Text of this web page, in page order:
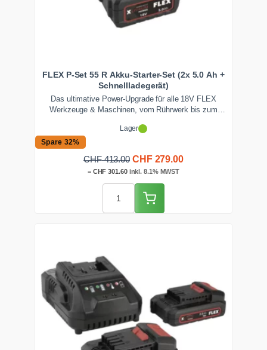
FLEX P-Set 55 R Akku-Starter-Set (2x 5.0 Ah +
Schnellladegerät)
Das ultimative Power-Upgrade für alle 18V FLEX
Werkzeuge & Maschinen, vom Rührwerk bis zum
gewaltigen 5.0 Ah Akkus und Schnellladegerät garantiert
maximale Laufzeit und eliminiert Lade-Pausen auf der
Lager
Spare 32%
CHF413.00 Ursprünglicher
Preis
war:
CHF 413.00
CHF279.00Aktueller
= CHF 301.60inkl. 8.1% MWST